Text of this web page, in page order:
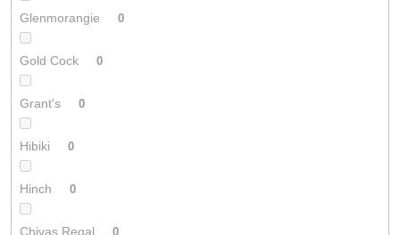
Glenmorangie 0
Gold Cock 0
Grant's 0
Hibiki 0
Hinch 0
Chivas Regal 0